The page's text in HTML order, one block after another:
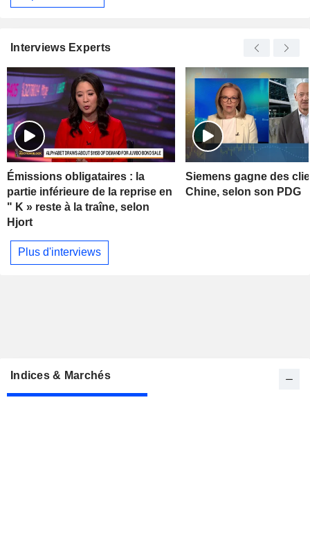
Interviews Experts
Émissions obligataires : la
partie inférieure de la reprise en
" K » reste à la traîne, selon
Hjort
Siemens gagne des
Chine, selon son PDG
Plus d'interviews
Indices & Marchés